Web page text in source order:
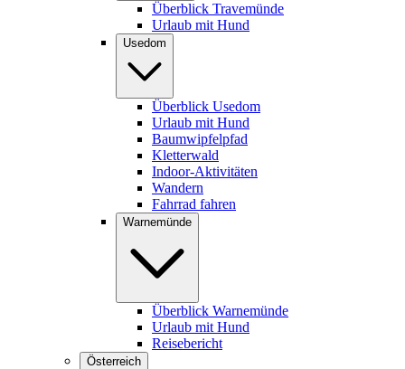
Überblick Travemünde
Urlaub mit Hund
Usedom
Überblick Usedom
Urlaub mit Hund
Baumwipfelpfad
Kletterwald
Indoor-Aktivitäten
Wandern
Fahrrad fahren
Warnemünde
Überblick Warnemünde
Urlaub mit Hund
Reisebericht
Österreich